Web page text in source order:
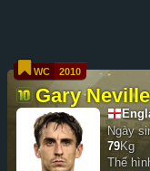
Gary Neville
WC 2010
Ngày
79Kg
Thể